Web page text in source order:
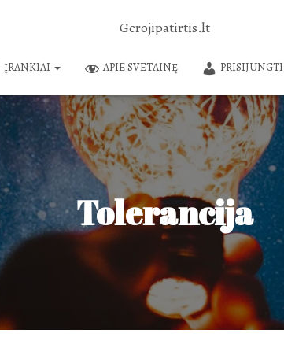
Gerojipatirtis.lt
ĮRANKIAI APIE SVETAINĘ PRISIJUNGTI
Tolerancija